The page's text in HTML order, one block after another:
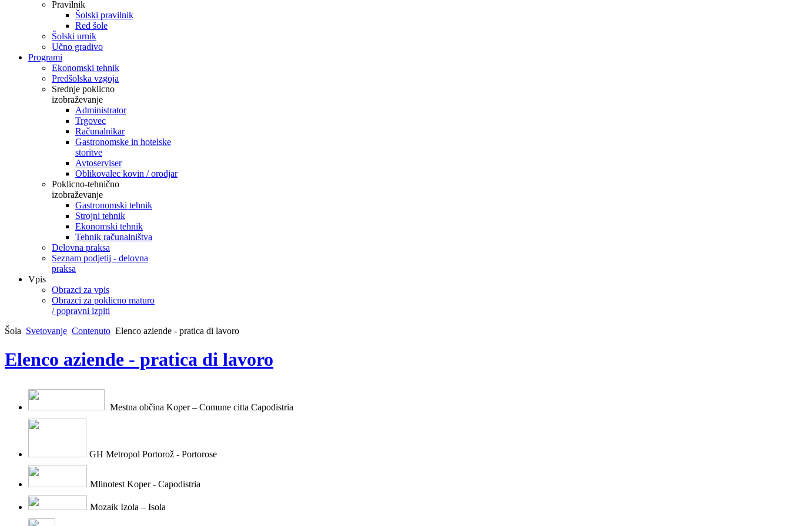
Pravilnik
Šolski pravilnik
Red šole
Šolski urnik
Učno gradivo
Programi
Ekonomski tehnik
Predšolska vzgoja
Srednje poklicno
izobraževanje
Administrator
Trgovec
Računalnikar
Gastronomske in hotelske
storitve
Avtoserviser
Oblikovalec kovin / orodjar
Poklicno-tehnično
izobraževanje
Gastronomski tehnik
Strojni tehnik
Ekonomski tehnik
Tehnik računalništva
Delovna praksa
Seznam podjetij - delovna
praksa
Vpis
Obrazci za vpis
Obrazci za poklicno maturo
/ popravni izpiti
Šola Svetovanje Contenuto Elenco aziende - pratica di lavoro
Elenco aziende - pratica di lavoro
Mestna občina Koper – Comune citta Capodistria
GH Metropol Portorož - Portorose
Mlinotest Koper - Capodistria
Mozaik Izola – Isola